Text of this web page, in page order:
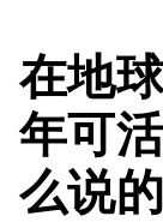
在地
年可
么说的